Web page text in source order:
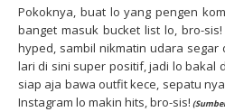
Pokoknya, buat lo yang pengen
banget masuk bucket list lo, bro-
hyped, sambil nikmatin udara segar
lari di sini super positif, jadi lo bakal
siap aja bawa outfit kece, sepatu
Instagram lo makin hits, bro-sis!